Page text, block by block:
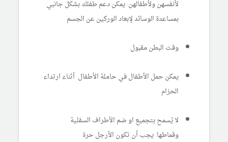
لأنفسهن ولأطفالهن. يمكن دعم طفلك بشكل جانبي
بمساعدة الوسائد لإبعاد الوركين عن الجسم
وقت البطن مقبول
يمكن حمل الأطفال في حاملة الأطفال أثناء ارتداء
الحزام
لا يُسمح بتجميع او ضم الأطراف السفلية
وقماطها. يجب أن تكون الأرجل حرة